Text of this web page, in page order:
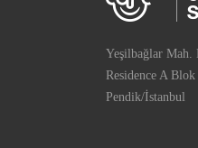
Yeşilbağlar Mah.
Residence A
Pendik/İstanbul